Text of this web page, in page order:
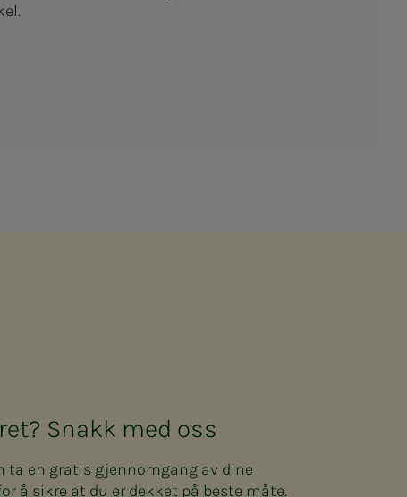
Snakk med oss
ta en gratis gjennomgang av dine
å sikre at du er dekket på beste måte.